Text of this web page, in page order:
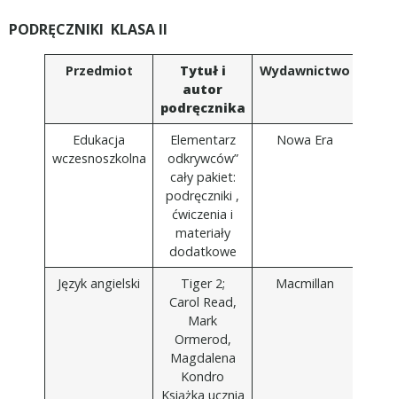
PODRĘCZNIKI KLASA II
Przedmiot
Tytuł i
autor
podręcznika
Wydawnictwo
Edukacja
wczesnoszkolna
Elementarz
odkrywców”
cały pakiet:
podręczniki ,
ćwiczenia i
materiały
dodatkowe
Nowa Era
Język angielski
Tiger 2;
Carol Read,
Mark
Ormerod,
Magdalena
Kondro
Książka ucznia
Macmillan